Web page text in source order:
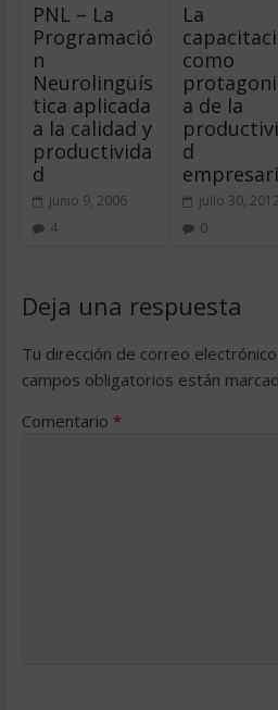
PNL – La
Programació
n
Neurolingüís
tica aplicada
a la calidad y
productivida
d
junio 9, 2006
4
La
como
a de la
d
julio 30, 2012
0
Deja una respuesta
Tu dirección de correo
campos obligatorios están
Comentario *